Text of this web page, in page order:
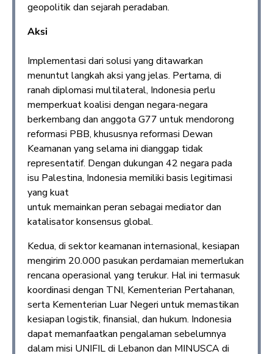
geopolitik dan sejarah peradaban.
Aksi
Implementasi dari solusi yang ditawarkan
menuntut langkah aksi yang jelas. Pertama, di
ranah diplomasi multilateral, Indonesia perlu
memperkuat koalisi dengan negara-negara
berkembang dan anggota G77 untuk mendorong
reformasi PBB, khususnya reformasi Dewan
Keamanan yang selama ini dianggap tidak
representatif. Dengan dukungan 42 negara pada
isu Palestina, Indonesia memiliki basis legitimasi
yang kuat
untuk memainkan peran sebagai mediator dan
katalisator konsensus global.
Kedua, di sektor keamanan internasional, kesiapan
mengirim 20.000 pasukan perdamaian memerlukan
rencana operasional yang terukur. Hal ini termasuk
koordinasi dengan TNI, Kementerian Pertahanan,
serta Kementerian Luar Negeri untuk memastikan
kesiapan logistik, finansial, dan hukum. Indonesia
dapat memanfaatkan pengalaman sebelumnya
dalam misi UNIFIL di Lebanon dan MINUSCA di